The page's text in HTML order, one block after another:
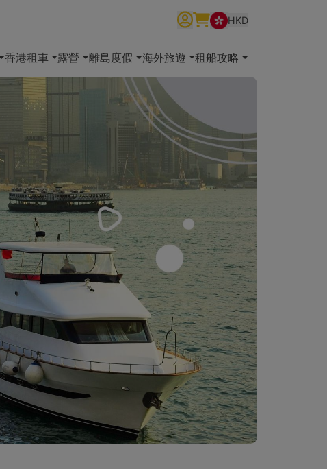
HKD
香港租車 露營 離島度假 海外旅遊 租船攻略